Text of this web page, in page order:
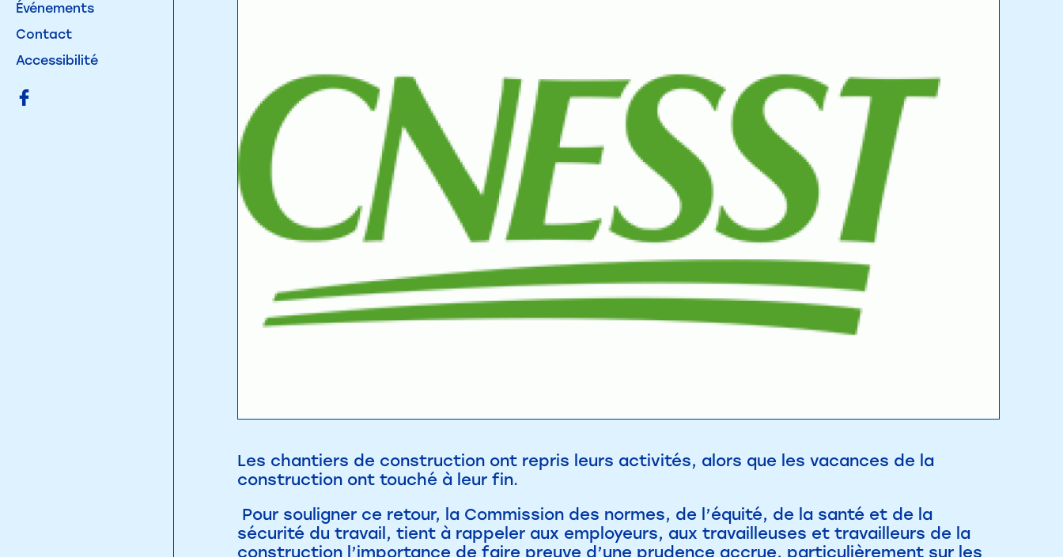
Événements
Contact
Accessibilité
Les chantiers de construction ont repris leurs activités, alors que les vacances de la
construction ont touché à leur fin.
Pour souligner ce retour, la Commission des normes, de l’équité, de la santé et de la
sécurité du travail, tient à rappeler aux employeurs, aux travailleuses et travailleurs de la
construction l’importance de faire preuve d’une prudence accrue, particulièrement sur les